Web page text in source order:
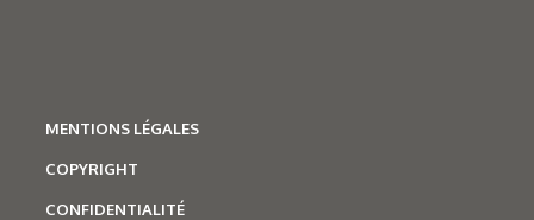
de titane : revue des principales
techniques d’analyse
MENTIONS LÉGALES
COPYRIGHT
CONFIDENTIALITÉ